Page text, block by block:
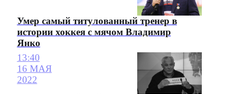
Умер самый титулованный тренер в
истории хоккея с мячом Владимир
Янко
13:40
16 МАЯ
2022